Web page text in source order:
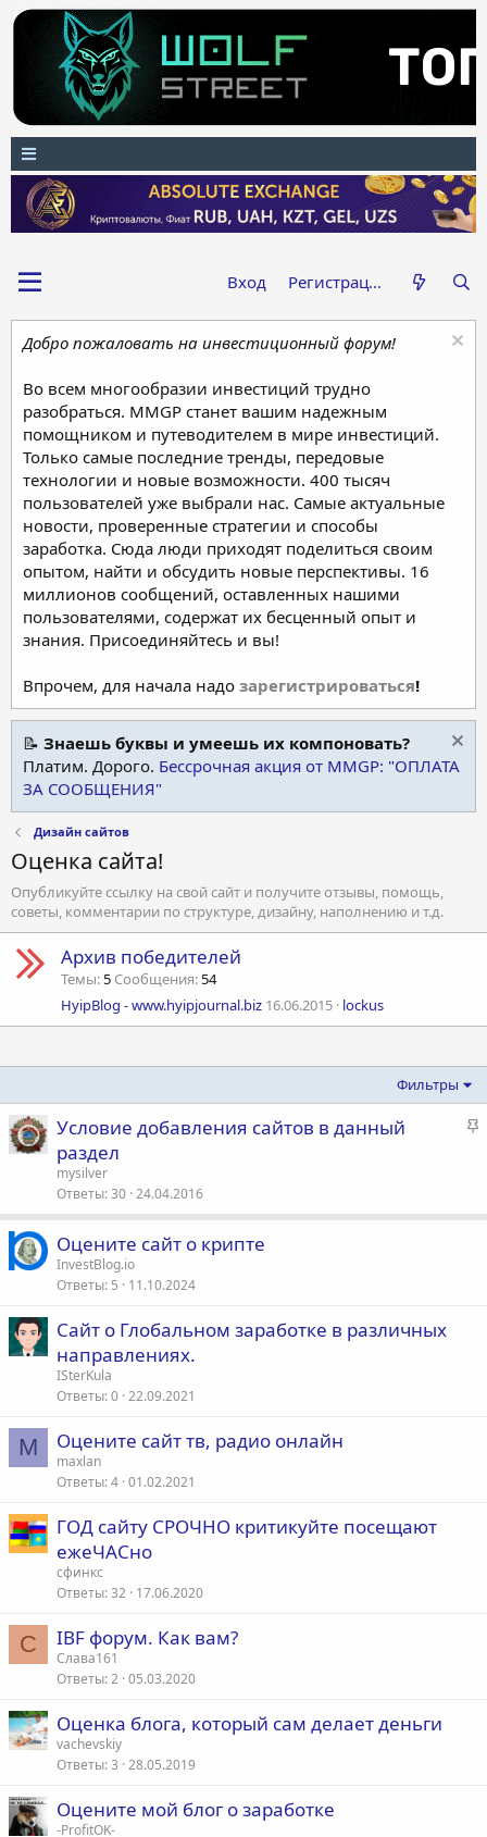
Вход Регистрация
Добро пожаловать на инвестиционный форум!
Во всем многообразии инвестиций трудно
разобраться. MMGP станет вашим надежным
помощником и путеводителем в мире инвестиций.
Только самые последние тренды, передовые
технологии и новые возможности. 400 тысяч
пользователей уже выбрали нас. Самые актуальные
новости, проверенные стратегии и способы
заработка. Сюда люди приходят поделиться своим
опытом, найти и обсудить новые перспективы. 16
миллионов сообщений, оставленных нашими
пользователями, содержат их бесценный опыт и
знания. Присоединяйтесь и вы!
Впрочем, для начала надо зарегистрироваться!
📝 Знаешь буквы и умеешь их компоновать?
Платим. Дорого. Бессрочная акция от MMGP: "ОПЛАТА
ЗА СООБЩЕНИЯ"
Дизайн сайтов
Оценка сайта!
Опубликуйте ссылку на свой сайт и получите отзывы, помощь,
советы, комментарии по структуре, дизайну, наполнению и т.д.
Архив победителей
Темы 5 Сообщения 54
HyipBlog - www.hyipjournal.biz 16.06.2015 lockus
Фильтры
З
Условие добавления сайтов в данный
раздел
mysilver
Ответы 30 24.04.2016
Оцените сайт о крипте
InvestBlog.io
Ответы 5 11.10.2024
Сайт о Глобальном заработке в различных
направлениях.
ISterKula
Ответы 0 22.09.2021
M Оцените сайт тв, радио онлайн
maxlan
Ответы 4 01.02.2021
ГОД сайту СРОЧНО критикуйте посещают
ежеЧАСно
сфинкс
Ответы 32 17.06.2020
С IBF форум. Как вам?
Слава161
Ответы 2 05.03.2020
Оценка блога, который сам делает деньги
vachevskiy
Ответы 3 28.05.2019
Оцените мой блог о заработке
-ProfitOK-